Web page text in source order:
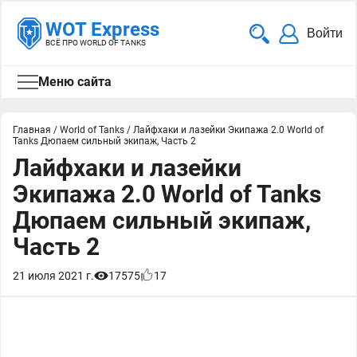
WOT Express
ВСЁ ПРО WORLD OF TANKS
Войти
Меню сайта
Главная / World of Tanks / Лайфхаки и лазейки Экипажа 2.0 World of
Tanks Дюпаем сильный экипаж, Часть 2
Лайфхаки и лазейки
Экипажа 2.0 World of Tanks
Дюпаем сильный экипаж,
Часть 2
21 июля 2021 г. 17575 17